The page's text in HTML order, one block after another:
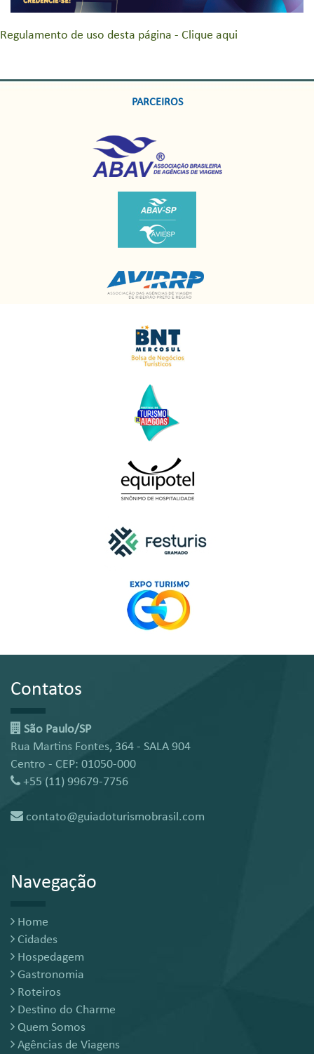
Regulamento de uso desta página - Clique aqui
PARCEIROS
Contatos
São Paulo/SP
Rua Martins Fontes, 364 - SALA 904
Centro - CEP: 01050-000
+55 (11) 99679-7756
contato@guiadoturismobrasil.com
Navegação
Home
Cidades
Hospedagem
Gastronomia
Roteiros
Destino do Charme
Quem Somos
Agências de Viagens